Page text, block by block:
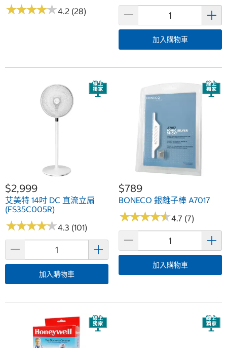
★★★★★
★★★★★4.2 (28)
加入購物車
$2,999
艾美特 14吋 DC 直流立扇
(FS35C005R)
★★★★★
★★★★★4.3 (101)
加入購物車
$789
BONECO 銀離子棒 A7017
★★★★★
★★★★★4.7 (7)
加入購物車